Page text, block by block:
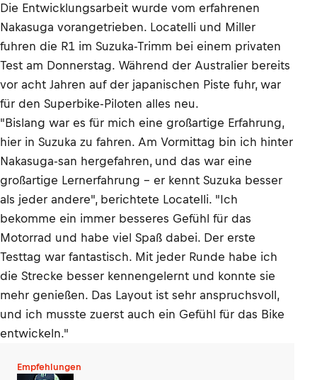
Die Entwicklungsarbeit wurde vom erfahrenen
Nakasuga vorangetrieben. Locatelli und Miller
fuhren die R1 im Suzuka-Trimm bei einem privaten
Test am Donnerstag. Während der Australier bereits
vor acht Jahren auf der japanischen Piste fuhr, war
für den Superbike-Piloten alles neu.
"Bislang war es für mich eine großartige Erfahrung,
hier in Suzuka zu fahren. Am Vormittag bin ich hinter
Nakasuga-san hergefahren, und das war eine
großartige Lernerfahrung – er kennt Suzuka besser
als jeder andere", berichtete Locatelli. "Ich
bekomme ein immer besseres Gefühl für das
Motorrad und habe viel Spaß dabei. Der erste
Testtag war fantastisch. Mit jeder Runde habe ich
die Strecke besser kennengelernt und konnte sie
mehr genießen. Das Layout ist sehr anspruchsvoll,
und ich musste zuerst auch ein Gefühl für das Bike
entwickeln."
Empfehlungen